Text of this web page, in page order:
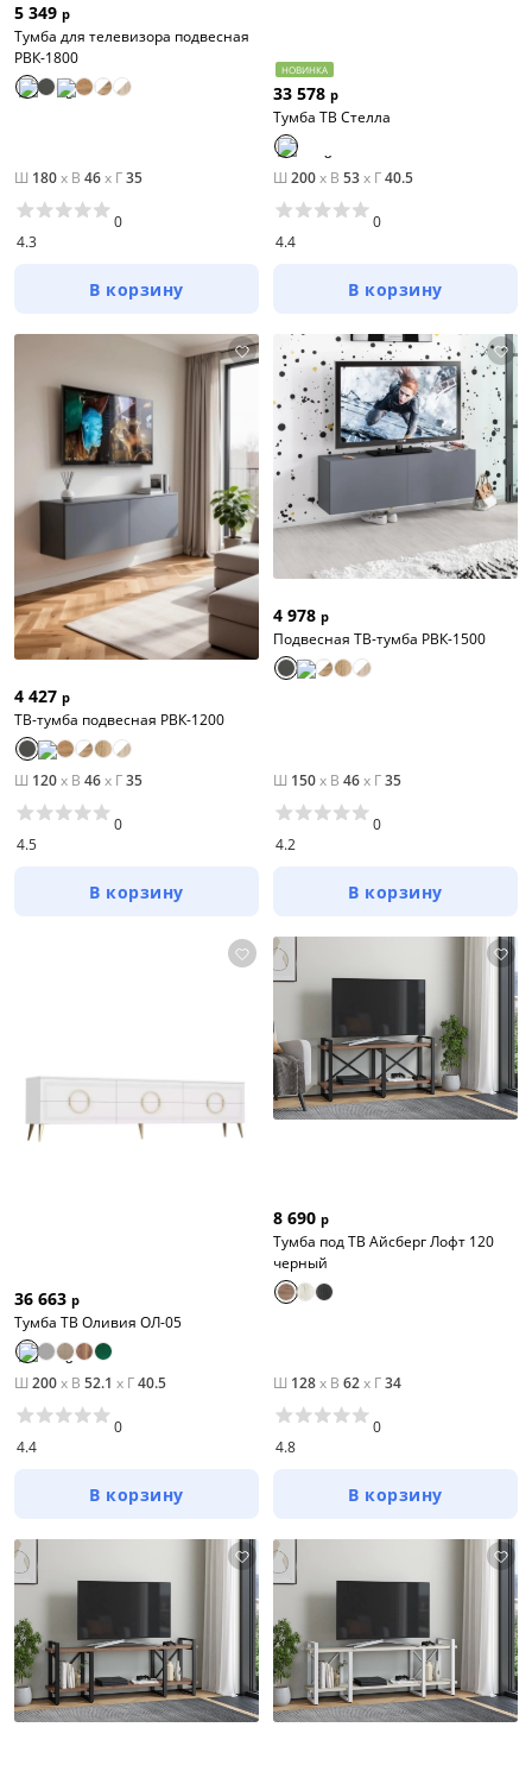
5 349 р
Тумба для телевизора подвесная
РВК-1800
Ш 180x В 46x Г35
4.3
0
В корзину
НОВИНКА
33 578 р
Тумба ТВ Стелла
Ш 200x В 53x Г40.5
4.4
0
В корзину
4 427 р
ТВ-тумба подвесная РВК-1200
Ш 120x В 46x Г35
4.5
0
В корзину
4 978 р
Подвесная ТВ-тумба РВК-1500
Ш 150x В 46x Г35
4.2
0
В корзину
36 663 р
Тумба ТВ Оливия ОЛ-05
Ш 200x В 52.1 x Г40.5
4.4
0
В корзину
8 690 р
Тумба под ТВ Айсберг Лофт 120
черный
Ш 128x В 62x Г34
4.8
0
В корзину